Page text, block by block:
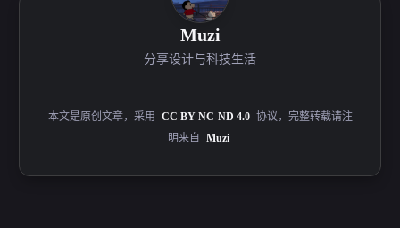
Muzi
分享设计与科技生活
本文是原创文章，采用 CC BY-NC-ND 4.0 协议，完整转载请注
明来自
Muzi